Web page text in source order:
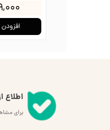
۷۹,۰۰۰
اطلاع
برای